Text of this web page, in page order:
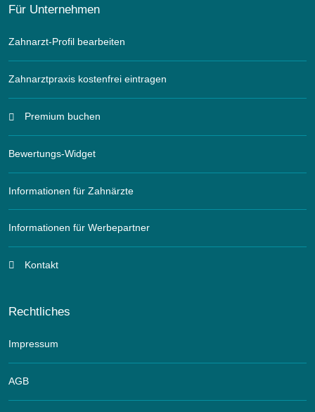
Für Unternehmen
Zahnarzt-Profil bearbeiten
Zahnarztpraxis kostenfrei eintragen
Premium buchen
Bewertungs-Widget
Informationen für Zahnärzte
Informationen für Werbepartner
Kontakt
Rechtliches
Impressum
AGB